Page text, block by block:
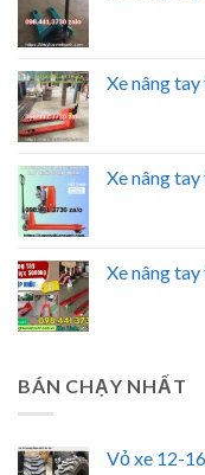
Xe nâng
Xe nâng
Xe nâng
BÁN CHẠY NHẤT
Vỏ xe 12-